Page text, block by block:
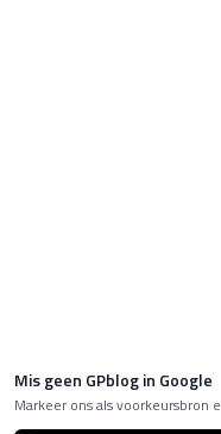
Mis geen GPblog in Google
Markeer ons als voorkeursbron